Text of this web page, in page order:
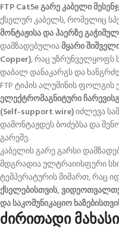
FTP Cat5e გარე კაბელი
ქსელურ კაბელს, რომელიც
მონტაჟისა და ჰაერზე
დამზადებულიამყარი
Copper), რაც უზრუნველყოფს
დაბალ დანაკარგს და
FTP ტიპის ალუმინის ფოლგის
ელექტრომაგნიტური
(Self-support wire)იძლევა
დამონტაჟდეს ბოძებსა და
გარეშე.
კაბელის გარე გარსი
მდგრადია ულტრაიისფერი
ტემპერატურის მიმართ, რაც
ქსელებისთვის,
და საკომუნიკაციო
ძირითადი